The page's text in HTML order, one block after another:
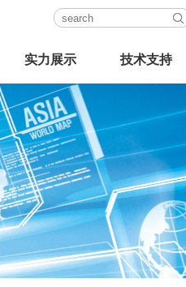
实力展示 技术支持